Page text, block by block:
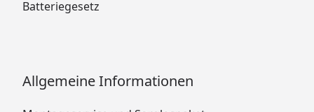
Batteriegesetz
Allgemeine Informationen